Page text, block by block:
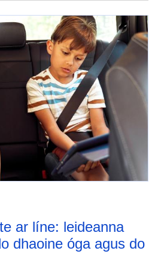
ar líne: leideanna
dhaoine óga agus do